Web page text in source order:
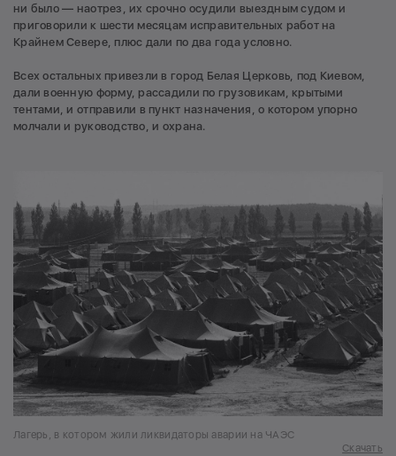
ни было — наотрез, их срочно осудили выездным судом и
приговорили к шести месяцам исправительных работ на
Крайнем Севере, плюс дали по два года условно.
Всех остальных привезли в город Белая Церковь, под Киевом,
дали военную форму, рассадили по грузовикам, крытыми
тентами, и отправили в пункт назначения, о котором упорно
молчали и руководство, и охрана.
Лагерь, в котором жили ликвидаторы аварии на ЧАЭС
Скачать